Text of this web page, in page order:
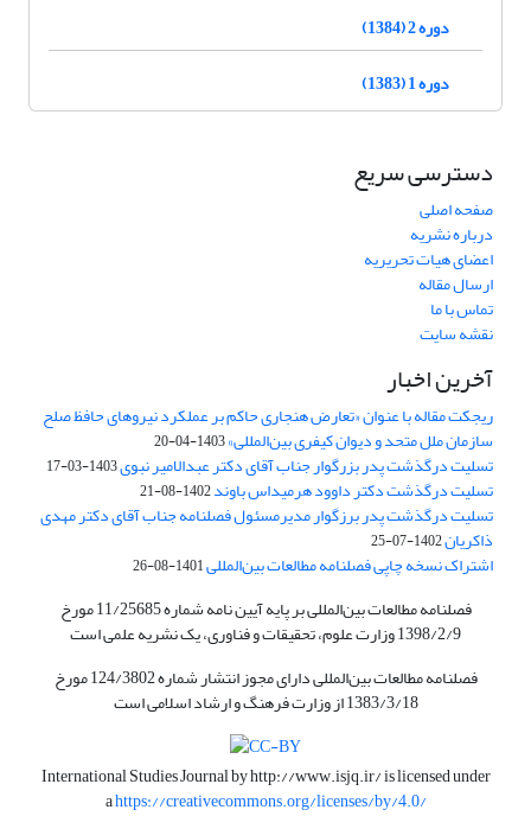
دوره 2 (1384)
دوره 1 (1383)
دسترسی سریع
صفحه اصلی
درباره نشریه
اعضای هیات تحریریه
ارسال مقاله
تماس با ما
نقشه سایت
آخرین اخبار
ریجکت مقاله با عنوان «تعارض هنجاری حاکم بر عملکرد نیروهای حافظ صلح
سازمان ملل متحد و دیوان کیفری بین‌المللی»1403-04-20
تسلیت درگذشت پدر بزرگوار جناب آقای دکتر عبدالامیر نبوی1403-03-17
تسلیت درگذشت دکتر داوود هرمیداس باوند1402-08-21
تسلیت درگذشت پدر برزگوار مدیرمسئول فصلنامه جناب آقای دکتر مهدی
ذاکریان1402-07-25
اشتراک نسخه چاپی فصلنامه مطالعات بین‌المللی1401-08-26
فصلنامه مطالعات بین‌المللی بر پایه آیین نامه شماره 11/25685 مورخ
1398/2/9 وزارت علوم، تحقیقات و فناوری، یک نشریه علمی است
فصلنامه مطالعات بین‌المللی دارای مجوز انتشار شماره 124/3802 مورخ
1383/3/18 از وزارت فرهنگ و ارشاد اسلامی است
International Studies Journal byhttp://www.isjq.ir/is licensed under
ahttps://creativecommons.org/licenses/by/4.0/